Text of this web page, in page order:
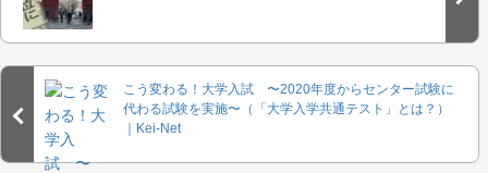
こう変わる！大学入試 〜2020年度からセンター試験に
代わる試験を実施〜（「大学入学共通テスト」とは？）
｜Kei-Net